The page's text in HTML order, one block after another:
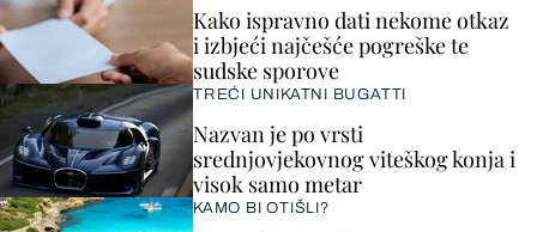
Kako ispravno dati nekome otkaz
i izbjeći najčešće pogreške te
sudske sporove
TREĆI UNIKATNI BUGATTI
Nazvan je po vrsti
srednjovjekovnog viteškog konja i
visok samo metar
KAMO BI OTIŠLI?